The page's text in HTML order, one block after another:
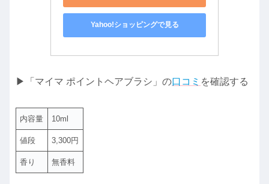
Yahoo!ショッピングで見る
▶「マイマ ポイントヘアブラシ」の口コミ を確認する
内容量 10ml
値段 3,300円
香り 無香料